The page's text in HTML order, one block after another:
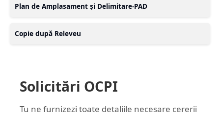
Plan de Amplasament și Delimitare-PAD
Copie după Releveu
Solicitări OCPI
Tu ne furnizezi toate detaliile necesare cererii